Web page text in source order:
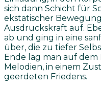
sich dann Schicht für
ekstatischer
Ausdruckskraft auf.
ab und ging in eine
über, die zu tiefer
Ende lag man auf
Melodien, in einem
geerdeten Friedens.